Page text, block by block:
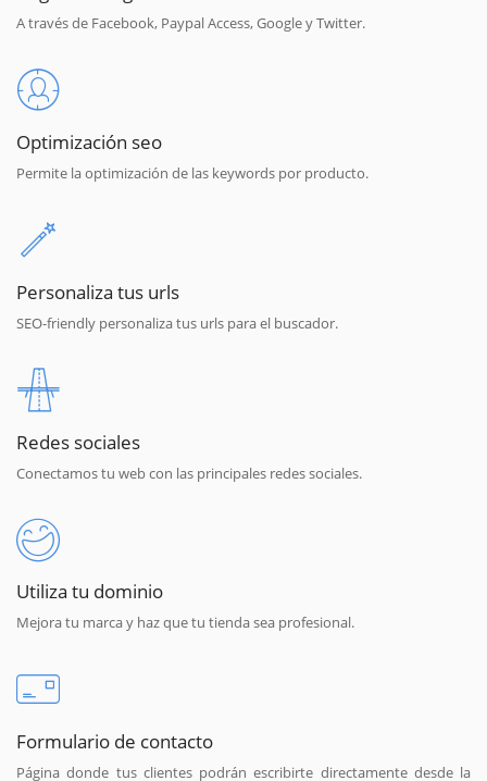
A través de Facebook, Paypal Access, Google y Twitter.
Optimización seo
Permite la optimización de las keywords por producto.
Personaliza tus urls
SEO-friendly personaliza tus urls para el buscador.
Redes sociales
Conectamos tu web con las principales redes sociales.
Utiliza tu dominio
Mejora tu marca y haz que tu tienda sea profesional.
Formulario de contacto
Página donde tus clientes podrán escribirte directamente desde la